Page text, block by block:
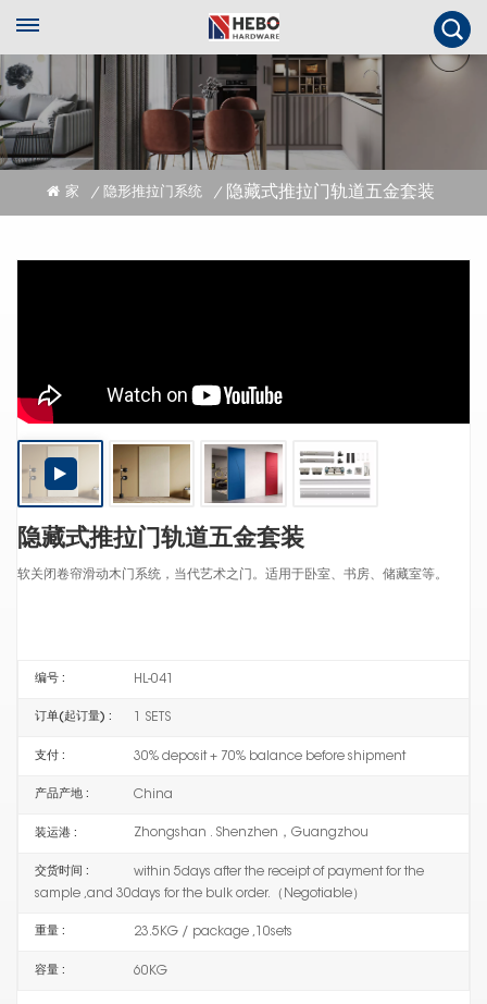
家 / 隐形推拉门系统 / 隐藏式推拉门轨道五金套装
隐藏式推拉门轨道五金套装
软关闭卷帘滑动木门系统，当代艺术之门。适用于卧室、书房、储藏室等。
编号 : HL-041
订单(起订量) : 1 SETS
支付 : 30% deposit + 70% balance before shipment
产品产地 : China
装运港 : Zhongshan . Shenzhen，Guangzhou
交货时间 :
within 5days after the receipt of payment for the
sample ,and 30days for the bulk order.（Negotiable）
重量 : 23.5KG / package ,10sets
容量 : 60KG